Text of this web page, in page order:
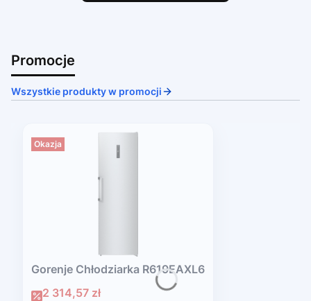
Promocje
Wszystkie produkty w promocji
Okazja
Gorenje Chłodziarka R619EAXL6
Cena promocyjna
2 314,57 zł